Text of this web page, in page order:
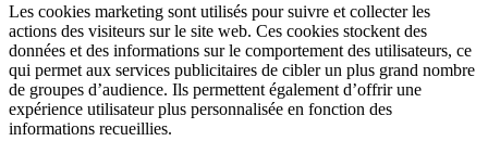
Les cookies marketing sont utilisés pour suivre et collecter les
actions des visiteurs sur le site web. Ces cookies stockent des
données et des informations sur le comportement des utilisateurs, ce
qui permet aux services publicitaires de cibler un plus grand nombre
de groupes d’audience. Ils permettent également d’offrir une
expérience utilisateur plus personnalisée en fonction des
informations recueillies.